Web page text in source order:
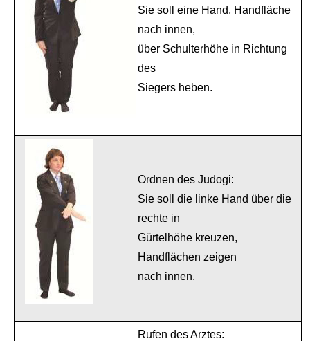
Sie soll eine Hand, Handfläche
nach innen,
über Schulterhöhe in Richtung
des
Siegers heben.
Ordnen des Judogi:
Sie soll die linke Hand über die
rechte in
Gürtelhöhe kreuzen,
Handflächen zeigen
nach innen.
Rufen des Arztes: